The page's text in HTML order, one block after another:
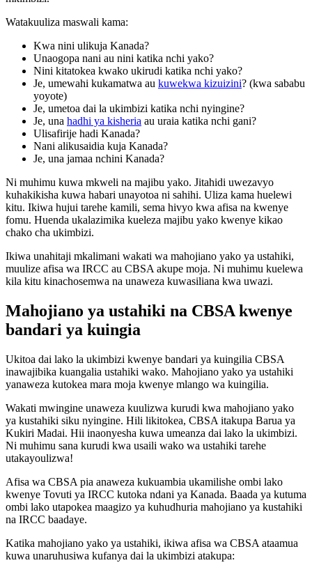
Watakuuliza maswali kama:
Kwa nini ulikuja Kanada?
Unaogopa nani au nini katika nchi yako?
Nini kitatokea kwako ukirudi katika nchi yako?
Je, umewahi kukamatwa au kuwekwa kizuizini? (kwa sababu
yoyote)
Je, umetoa dai la ukimbizi katika nchi nyingine?
Je, una hadhi ya kisheria au uraia katika nchi gani?
Ulisafirije hadi Kanada?
Nani alikusaidia kuja Kanada?
Je, una jamaa nchini Kanada?
Ni muhimu kuwa mkweli na majibu yako. Jitahidi uwezavyo
kuhakikisha kuwa habari unayotoa ni sahihi. Uliza kama huelewi
kitu. Ikiwa hujui tarehe kamili, sema hivyo kwa afisa na kwenye
fomu. Huenda ukalazimika kueleza majibu yako kwenye kikao
chako cha ukimbizi.
Ikiwa unahitaji mkalimani wakati wa mahojiano yako ya ustahiki,
muulize afisa wa IRCC au CBSA akupe moja. Ni muhimu kuelewa
kila kitu kinachosemwa na unaweza kuwasiliana kwa uwazi.
Mahojiano ya ustahiki na CBSA kwenye
bandari ya kuingia
Ukitoa dai lako la ukimbizi kwenye bandari ya kuingilia CBSA
inawajibika kuangalia ustahiki wako. Mahojiano yako ya ustahiki
yanaweza kutokea mara moja kwenye mlango wa kuingilia.
Wakati mwingine unaweza kuulizwa kurudi kwa mahojiano yako
ya kustahiki siku nyingine. Hili likitokea, CBSA itakupa Barua ya
Kukiri Madai. Hii inaonyesha kuwa umeanza dai lako la ukimbizi.
Ni muhimu sana kurudi kwa usaili wako wa ustahiki tarehe
utakayoulizwa!
Afisa wa CBSA pia anaweza kukuambia ukamilishe ombi lako
kwenye Tovuti ya IRCC kutoka ndani ya Kanada. Baada ya kutuma
ombi lako utapokea maagizo ya kuhudhuria mahojiano ya kustahiki
na IRCC baadaye.
Katika mahojiano yako ya ustahiki, ikiwa afisa wa CBSA ataamua
kuwa unaruhusiwa kufanya dai la ukimbizi atakupa: